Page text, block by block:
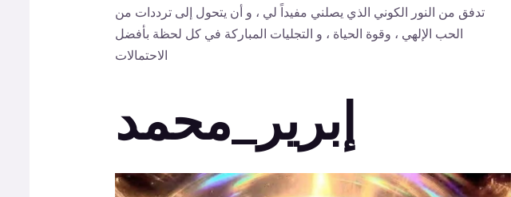
تدفق من النور الكوني الذي يصلني مفيداً لي ، و أن يتحول إلى ترددات من
الحب الإلهي ، وقوة الحياة ، و التجليات المباركة في كل لحظة بأفضل
الاحتمالات
إبرير_محمد